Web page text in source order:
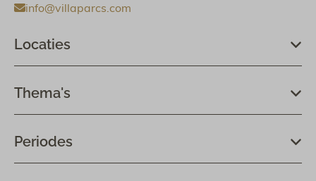
info@villaparcs.com
Locaties
Thema's
Periodes